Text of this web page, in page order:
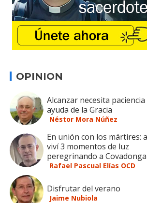
OPINION
Alcanzar necesita paciencia
ayuda de la Gracia
Néstor Mora Núñez
En unión con los mártires:
viví 3 momentos de luz
peregrinando a Covadonga
Rafael Pascual Elías OCD
Disfrutar del verano
Jaime Nubiola